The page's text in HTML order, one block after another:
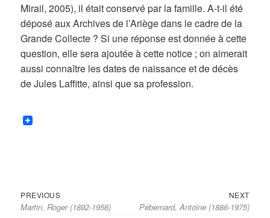
Mirail, 2005), il était conservé par la famille. A-t-il été
déposé aux Archives de l’Ariège dans le cadre de la
Grande Collecte ? Si une réponse est donnée à cette
question, elle sera ajoutée à cette notice ; on aimerait
aussi connaître les dates de naissance et de décès
de Jules Laffitte, ainsi que sa profession.
Navigation
de
PREVIOUSPrevious
post:
Martin, Roger (1892-1958)
NEXTNext
post:
Pébernard, Antoine (1886-1975)